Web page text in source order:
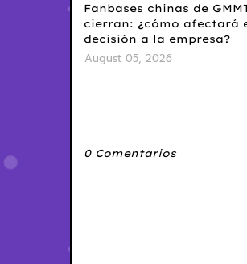
Fanbases chinas de
cierran: ¿cómo afectará
decisión a la empresa?
August 05, 2026
0 Comentarios